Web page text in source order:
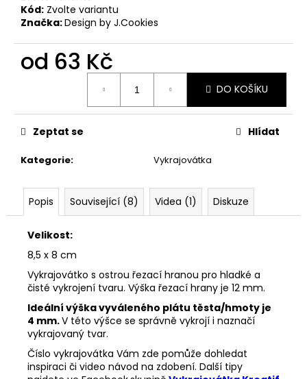
Kód: Zvolte variantu
Značka:Design by J.Cookies
od 63 Kč
DO KOŠÍKU
Kategorie: Vykrajovátka
Zeptat se Hlídat
Popis Související (8) Videa (1) Diskuze
Velikost:
8,5 x 8 cm
Vykrajovátko s ostrou řezací hranou pro hladké a
čisté vykrojení tvaru. Výška řezací hrany je 12 mm.
Ideální výška vyváleného plátu těsta/hmoty je
4 mm.V této výšce se správně vykrojí i naznačí
vykrajovaný tvar.
Číslo vykrajovátka Vám zde pomůže dohledat
inspiraci či video návod na zdobení. Další tipy
u
e
m
VYKRAJOVÁTKA
MINI
VÁNOČNÍ